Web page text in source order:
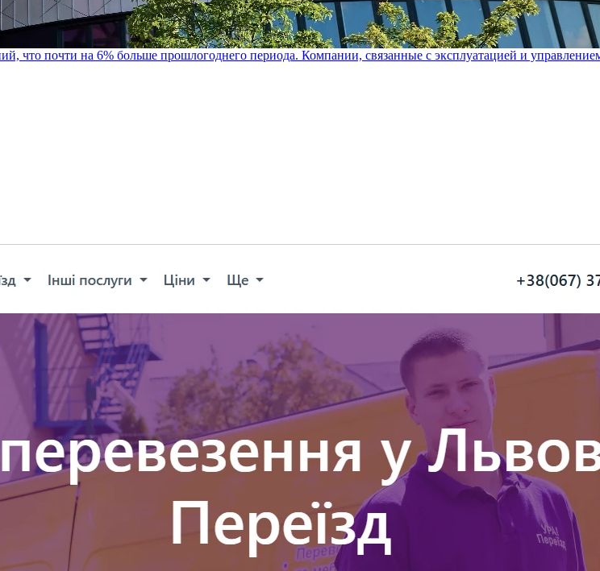
что почти на 6% больше прошлогоднего периода. Компании, связанные с эксплуатацией и